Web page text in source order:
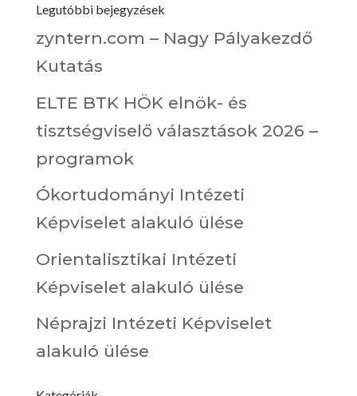
Legutóbbi bejegyzések
zyntern.com – Nagy Pályakezdő
Kutatás
ELTE BTK HÖK elnök- és
tisztségviselő választások 2026 –
programok
Ókortudományi Intézeti
Képviselet alakuló ülése
Orientalisztikai Intézeti
Képviselet alakuló ülése
Néprajzi Intézeti Képviselet
alakuló ülése